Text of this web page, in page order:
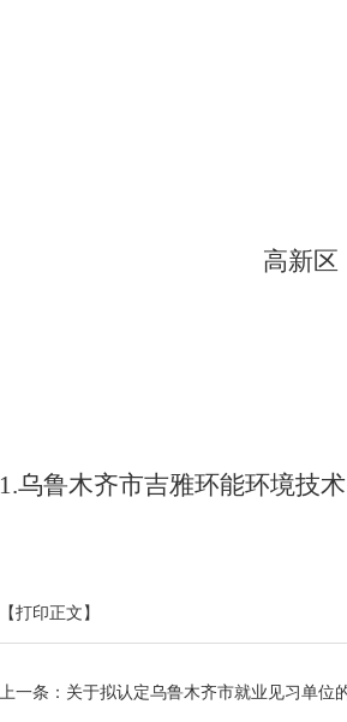
高新区
1.乌鲁木齐市吉雅环能环境技
【打印正文】
上一条： 关于拟认定乌鲁木齐市就业见习单位